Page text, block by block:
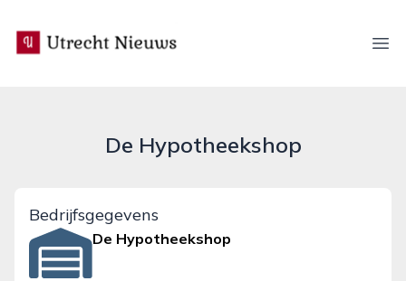
utrecht-nieuws.nl
De Hypotheekshop
Bedrijfsgegevens
De Hypotheekshop